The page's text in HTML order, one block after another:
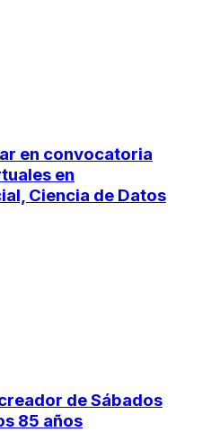
en convocatoria
en
Ciencia de Datos
de Sábados
85 años